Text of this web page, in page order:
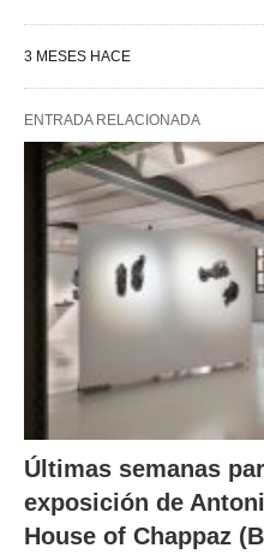
3 MESES HACE
ENTRADA RELACIONADA
Últimas semanas
exposición de
House of Chappaz